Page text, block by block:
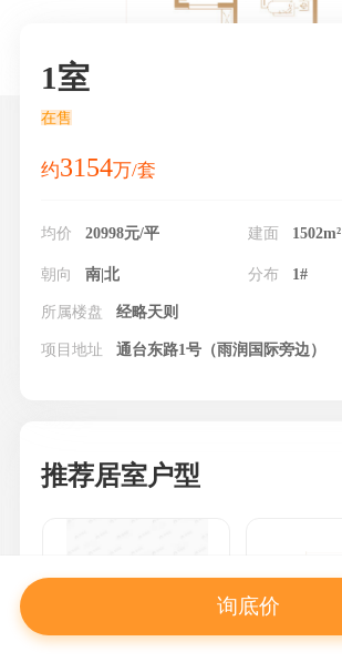
1室
在售
约3154万/套
均价 20998元/平 建面 1502m²
朝向 南|北 分布 1#
所属楼盘 经略天则
项目地址 通台东路1号（雨润国际旁边）
推荐居室户型
询底价